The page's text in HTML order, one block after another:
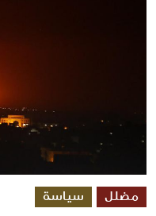
مضلل سياسة